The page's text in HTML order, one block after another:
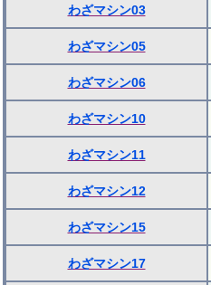
わざマシン03
わざマシン05
わざマシン06
わざマシン10
わざマシン11
わざマシン12
わざマシン15
わざマシン17